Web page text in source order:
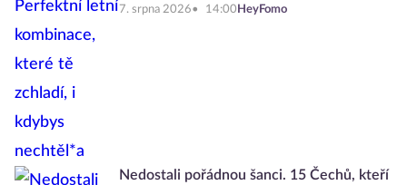
7. srpna 2026 14:00 HeyFomo
Nedostali pořádnou šanci. 15 Čechů, kteří